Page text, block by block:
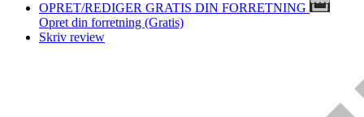
OPRET/REDIGER GRATIS DIN FORRETNING
Opret din forretning (Gratis)
Skriv review